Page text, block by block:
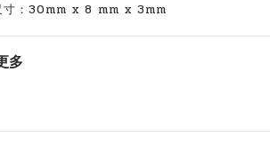
寸：30mm x 8 mm x 3mm
多